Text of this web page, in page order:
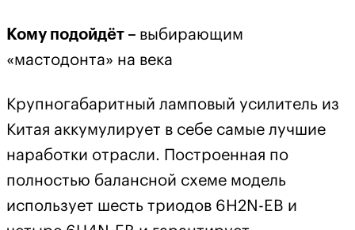
Кому подойдёт – выбирающим
«мастодонта» на века
Крупногабаритный ламповый усилитель из
Китая аккумулирует в себе самые лучшие
наработки отрасли. Построенная по
полностью балансной схеме модель
использует шесть триодов 6H2N-EB и